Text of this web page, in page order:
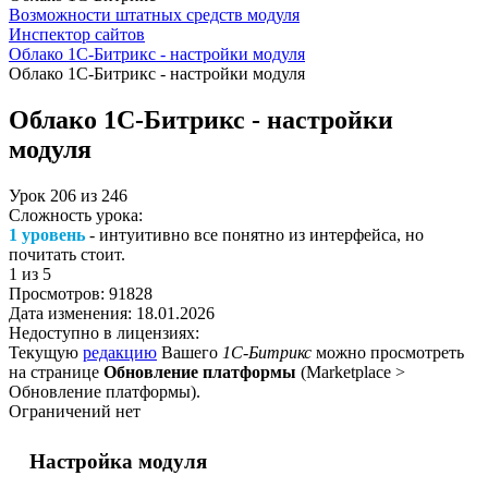
Возможности штатных средств модуля
Инспектор сайтов
Облако 1С-Битрикс - настройки модуля
Облако 1С-Битрикс - настройки модуля
Облако 1С-Битрикс - настройки
модуля
Урок 206 из 246
Сложность урока:
1 уровень - интуитивно все понятно из интерфейса, но
почитать стоит.
1 из 5
Просмотров: 91828
Дата изменения: 18.01.2026
Недоступно в лицензиях:
Текущую редакцию Вашего 1С-Битрикс можно просмотреть
на странице Обновление платформы (Marketplace >
Обновление платформы).
Ограничений нет
Настройка модуля